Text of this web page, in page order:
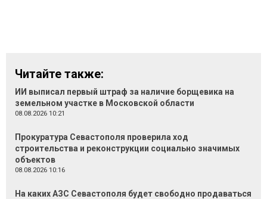
Читайте также:
ИИ выписал первый штраф за наличие борщевика на
земельном участке в Московской области
08.08.2026 10:21
Прокуратура Севастополя проверила ход
строительства и реконструкции социально значимых
объектов
08.08.2026 10:16
На каких АЗС Севастополя будет свободно продаваться